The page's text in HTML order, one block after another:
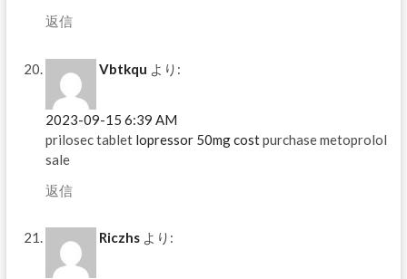
返信
Vbtkqu より:
2023-09-15 6:39 AM
prilosec tablet lopressor 50mg costpurchase metoprolol
sale
返信
Riczhs より: